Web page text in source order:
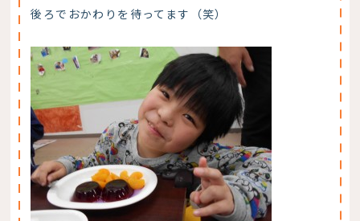
後ろでおかわりを待ってます（笑）